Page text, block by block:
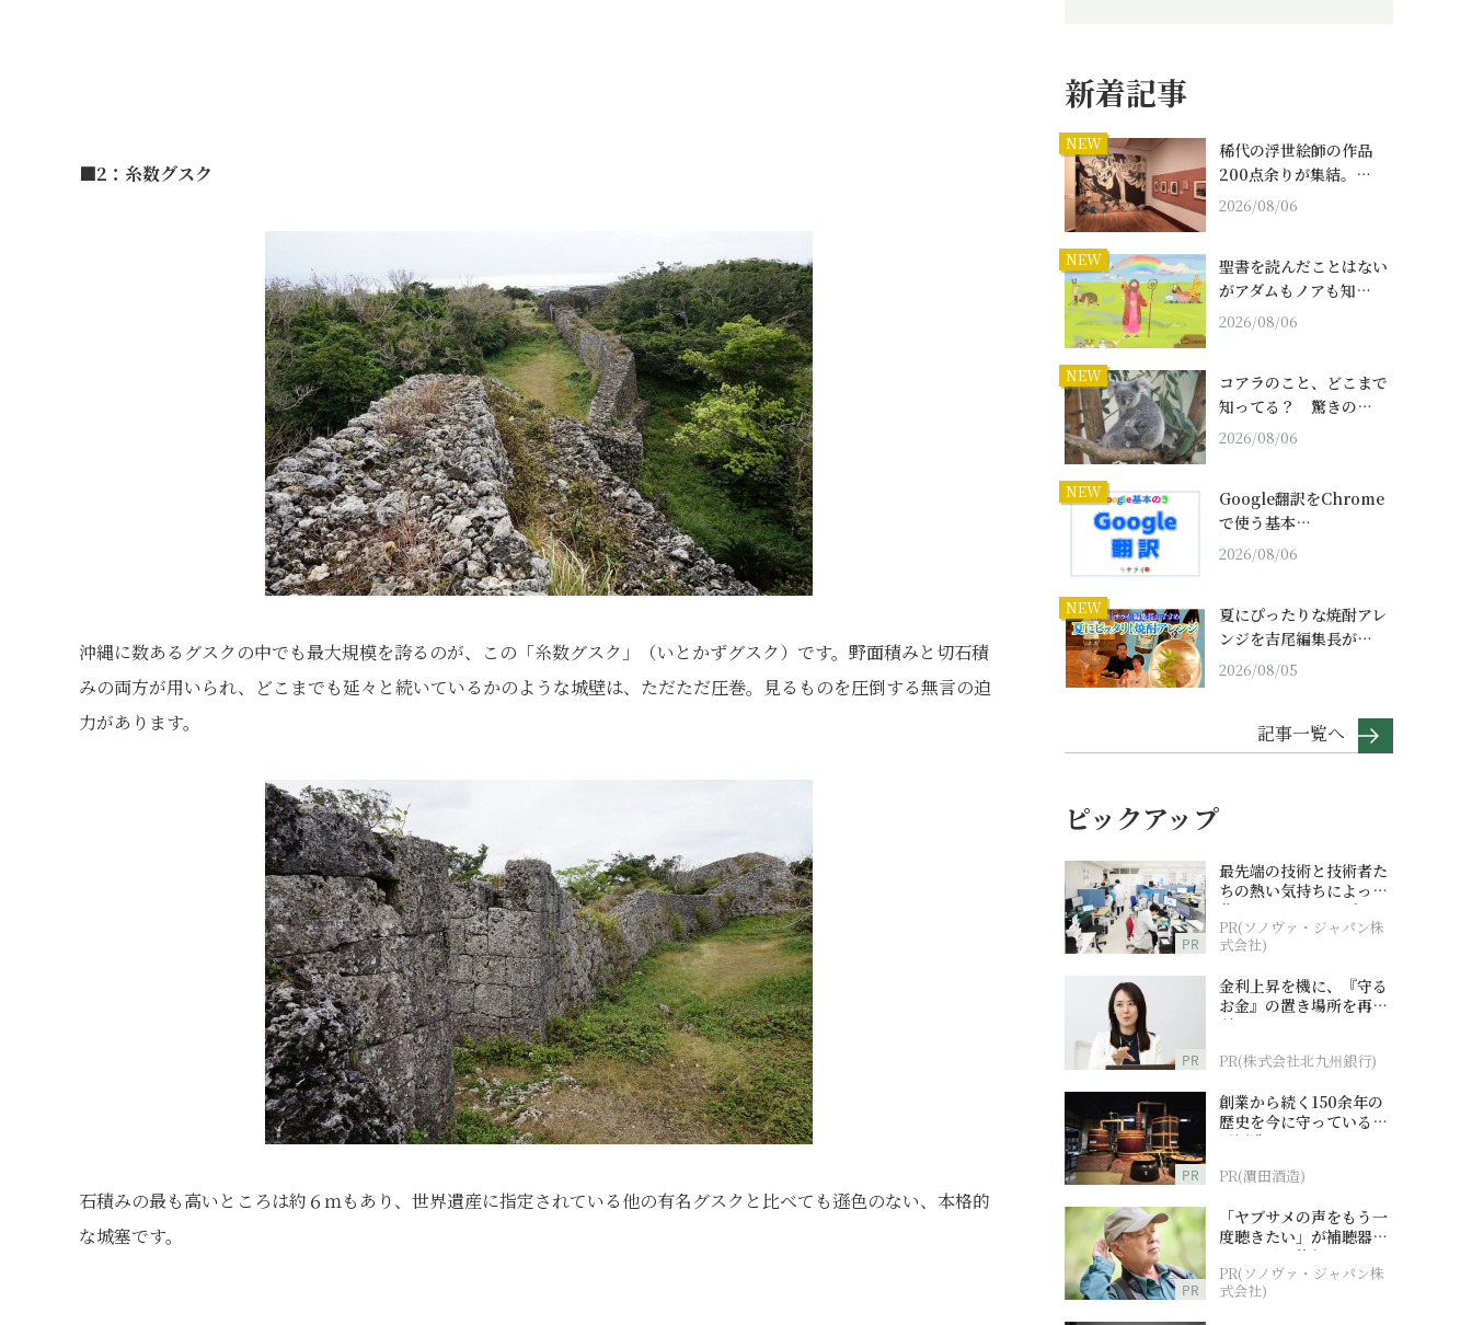
■2：糸数グスク
沖縄に数あるグスクの中でも最大規模を誇るのが、この「糸数グスク」（いとかずグスク）です。野面積みと切石積
みの両方が用いられ、どこまでも延々と続いているかのような城壁は、ただただ圧巻。見るものを圧倒する無言の迫
力があります。
石積みの最も高いところは約６ｍもあり、世界遺産に指定されている他の有名グスクと比べても遜色のない、本格的
な城塞です。
新着記事
NEW
稀代の浮世絵師の作品
200点余りが集結。…
2026/08/06
NEW
聖書を読んだことはない
がアダムもノアも知…
2026/08/06
NEW
コアラのこと、どこまで
知ってる？ 驚きの…
2026/08/06
NEW
Google翻訳をChrome
で使う基本…
2026/08/06
NEW
夏にぴったりな焼酎アレ
ンジを吉尾編集長が…
2026/08/05
記事一覧へ
ピックアップ
PR
最先端の技術と技術者た
ちの熱い気持ちによって
作られているオーダーメ
イド補聴器
PR(ソノヴァ・ジャパン株
式会社)
PR
金利上昇を機に、『守る
お金』の置き場所を再検
討
PR(株式会社北九州銀行)
PR
創業から続く150余年の
歴史を今に守っている濵
田酒造
PR(濵田酒造)
PR
「ヤブサメの声をもう一
度聴きたい」が補聴器チ
ャレンジの後押しに
PR(ソノヴァ・ジャパン株
式会社)